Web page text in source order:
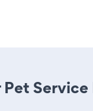
Service